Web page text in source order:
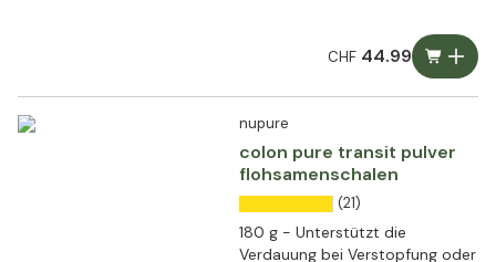
CHF44.99
nupure
colon pure transit pulver
flohsamenschalen
(21)
180 g - Unterstützt die
Verdauung bei Verstopfung oder